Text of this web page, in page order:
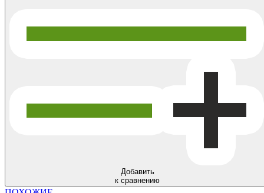
Добавить
к сравнению